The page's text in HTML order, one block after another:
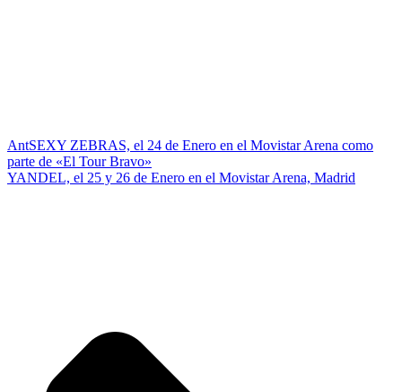
AntSEXY ZEBRAS, el 24 de Enero en el Movistar Arena como
parte de «El Tour Bravo»
YANDEL, el 25 y 26 de Enero en el Movistar Arena, Madrid